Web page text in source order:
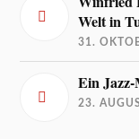
Welt in
31.
Ein
23.